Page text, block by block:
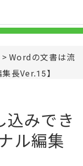
> Wordの文書は流
長Ver.15】
みでき
ル編集